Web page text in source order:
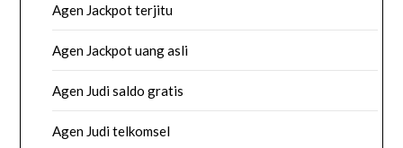
Agen Jackpot terjitu
Agen Jackpot uang asli
Agen Judi saldo gratis
Agen Judi telkomsel